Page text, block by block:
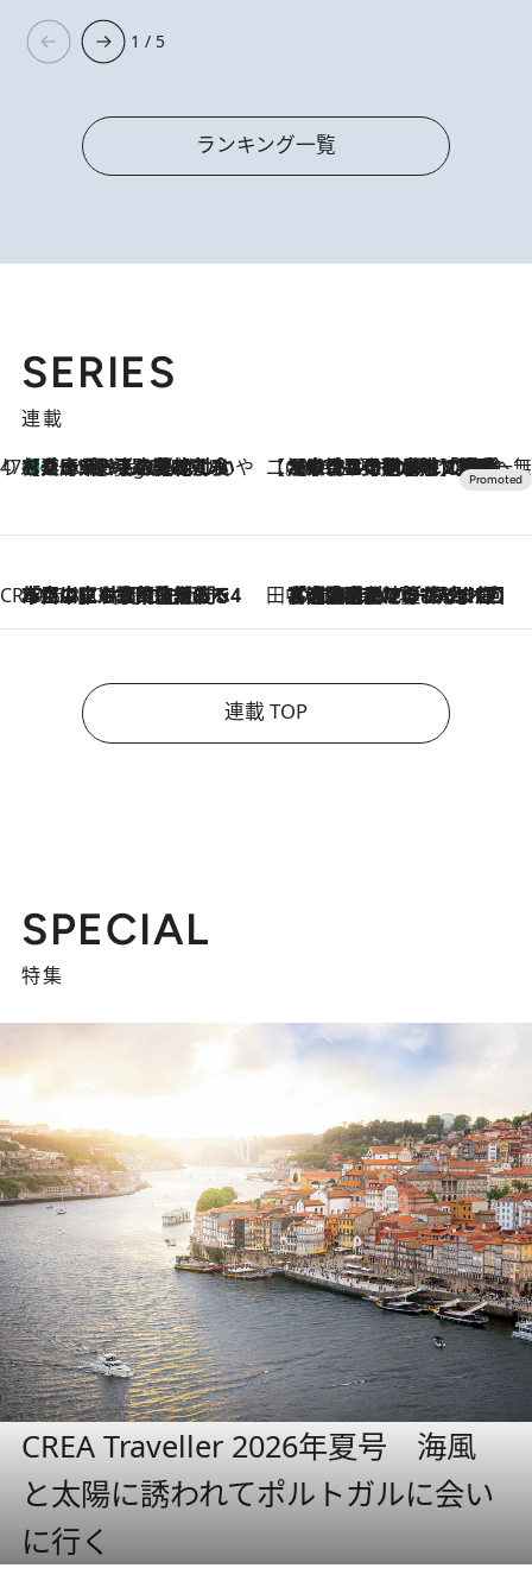
1 / 5
ランキング一覧
SERIES
連載
47都道府県の手みやげ ひんやりスイーツで夏を満喫
2 Hours Ago
【兵庫県】この夏絶対食べたい 冷やしておいしいおやつ3選 淡路島の恵みをジェラートに集約 【CREA×星野リゾート】唯一無二。癒しと発見が待つ場所へ
2026.8.7
【トンボの足水浴】ヒノキの香りに包まれて涼感マックス！約13℃の湧水かけ流しを避暑地「星野温泉 トンボの湯」で体験
CREA'S CHOICE
2026.8.7
「立川にも歌舞伎があるんだよ」 片岡仁左衛門・市川中車ら豪華座組みで4年目の立川立飛歌舞伎へ 田中稲の勝手に再ブーム
2026.8.7
「湘南乃風に憧れて」観客大盛上がりの“タオル回し”に、ラッパー顔負けの高速歌唱まで…さだまさし（74）のアグレッシブすぎる現在地
連載 TOP
SPECIAL
特集
CREA Traveller 2026年夏号 海風
と太陽に誘われてポルトガルに会い
に行く